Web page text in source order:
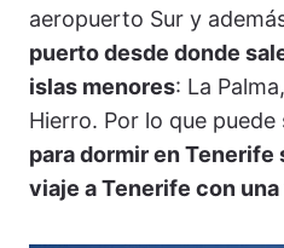
aeropuerto Sur y
puerto desde donde
islas menores: La
Hierro. Por lo que puede
para dormir en
viaje a Tenerife con